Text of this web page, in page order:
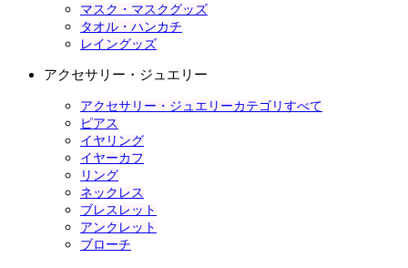
マスク・マスクグッズ
タオル・ハンカチ
レイングッズ
アクセサリー・ジュエリー
アクセサリー・ジュエリーカテゴリすべて
ピアス
イヤリング
イヤーカフ
リング
ネックレス
ブレスレット
アンクレット
ブローチ